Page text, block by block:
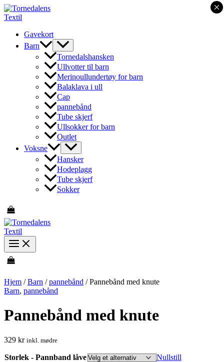
Hopp
rett
innholdetGavekort
Barn
Tornedalshansken
Ullvotter til barn
Merinoullundertøy for barn
Balaklava i ull
Cap
pannebånd
Tube skjerf
Ullsokker for barn
Outlet
Voksne
Hansker
Hodeplagg
Tube skjerf
Sokker
Hjem /Barn /pannebånd / Pannebånd med knute
Barn, pannebånd
Pannebånd med knute
329 kr inkl. mødre
Storlek - Pannband låve
Nullstill
×